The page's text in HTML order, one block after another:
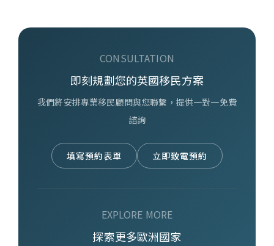
CONSULTATION
即刻規劃您的英國移民方案
我們將安排專業移民顧問與您聯繫，提供一對一免費
諮詢
填寫預約表單 立即致電預約
EXPLORE MORE
探索更多歐洲國家